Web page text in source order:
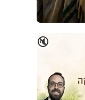
🔇